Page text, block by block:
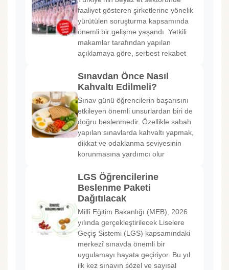
faaliyet gösteren şirketlerine yönelik
yürütülen soruşturma kapsamında
önemli bir gelişme yaşandı. Yetkili
makamlar tarafından yapılan
açıklamaya göre, serbest rekabet
Sınavdan Önce Nasıl
Kahvaltı Edilmeli?
Sınav günü öğrencilerin başarısını
etkileyen önemli unsurlardan biri de
doğru beslenmedir. Özellikle sabah
yapılan sınavlarda kahvaltı yapmak,
dikkat ve odaklanma seviyesinin
korunmasına yardımcı olur
LGS Öğrencilerine
Beslenme Paketi
Dağıtılacak
Millî Eğitim Bakanlığı (MEB), 2026
yılında gerçekleştirilecek Liselere
Geçiş Sistemi (LGS) kapsamındaki
merkezî sınavda önemli bir
uygulamayı hayata geçiriyor. Bu yıl
ilk kez sınavın sözel ve sayısal